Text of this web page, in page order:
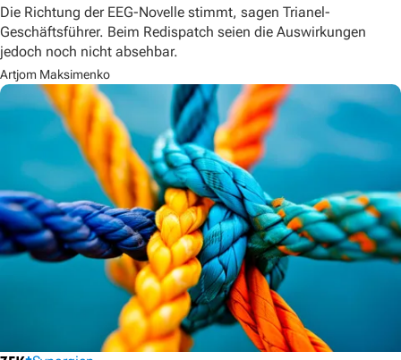
Die Richtung der EEG-Novelle stimmt, sagen Trianel-
Geschäftsführer. Beim Redispatch seien die Auswirkungen
jedoch noch nicht absehbar.
Artjom Maksimenko